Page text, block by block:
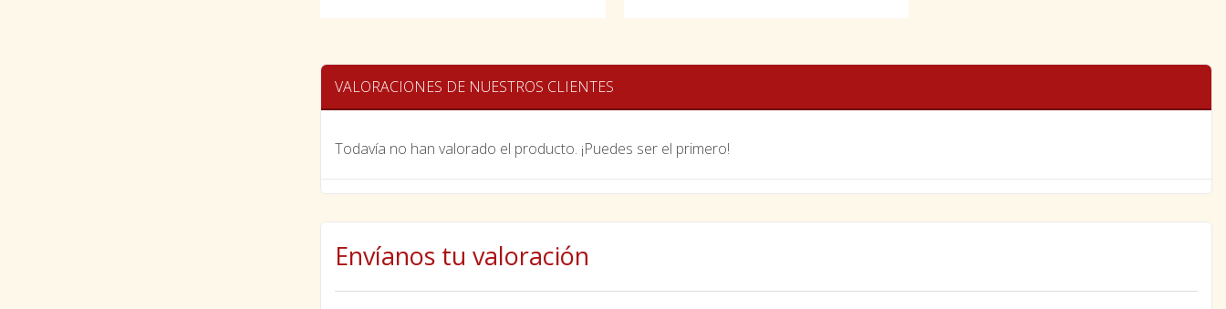
VALORACIONES DE NUESTROS CLIENTES
Todavía no han valorado el producto. ¡Puedes ser el primero!
Envíanos tu valoración